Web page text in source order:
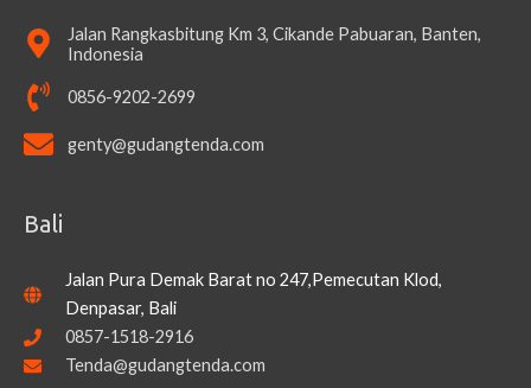
Jalan Rangkasbitung Km 3, Cikande Pabuaran, Banten,
Indonesia
0856-9202-2699
genty@gudangtenda.com
Bali
Jalan Pura Demak Barat no 247,Pemecutan Klod,
Denpasar, Bali
0857-1518-2916
Tenda@gudangtenda.com